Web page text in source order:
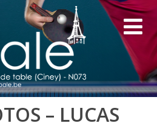
– LUCAS